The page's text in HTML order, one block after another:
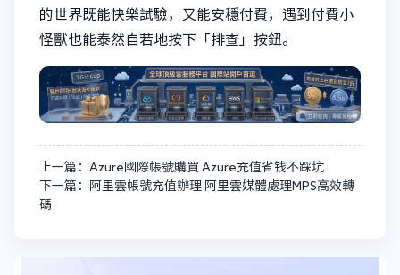
的世界既能快樂試驗，又能安穩付費，遇到付費小
怪獸也能泰然自若地按下「排查」按鈕。
上一篇：Azure國際帳號購買 Azure充值省钱不踩坑
下一篇：阿里雲帳號充值辦理 阿里雲媒體處理MPS高效轉
碼